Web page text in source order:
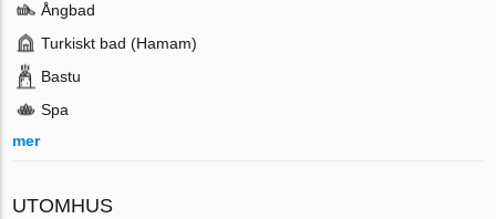
Ångbad
Turkiskt bad (Hamam)
Bastu
Spa
mer
UTOMHUS